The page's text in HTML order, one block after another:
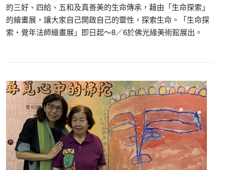
的三好、四給、五和及真善美的生命傳承，藉由「生命探索」
的繪畫展，讓大家自己開啟自己的靈性，探索生命。「生命探
索‧覺年法師繪畫展」即日起～8／6於佛光緣美術館展出。